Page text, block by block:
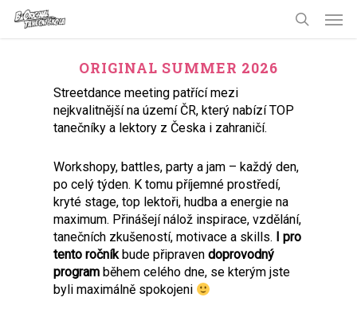
Skip
ORIGINAL SUMMER 2026
Streetdance meeting patřící mezi
nejkvalitnější na území ČR, který nabízí TOP
tanečníky a lektory z Česka i zahraničí.
Workshopy, battles, party a jam – každý den,
po celý týden. K tomu příjemné prostředí,
kryté stage, top lektoři, hudba a energie na
maximum. Přinášejí nálož inspirace, vzdělání,
tanečních zkušeností, motivace a skills. I pro
tento ročníkbude připravendoprovodný
programběhem celého dne, se kterým jste
byli maximálně spokojeni